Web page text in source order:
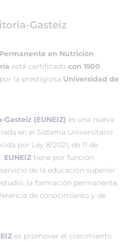
Gasteiz
en Nutrición
está certificado con 1500
por la prestigiosa Universidad de
(EUNEIZ) es una nueva
en el Sistema Universitario
por Ley 8/2021, de 11 de
EUNEIZ tiene por función
de la educación superior
la formación permanente,
de conocimiento y de
es promover el crecimiento